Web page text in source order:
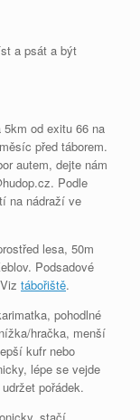
a psát a být
od exitu 66 na
před táborem.
autem, dejte nám
Podle
na nádraží ve
lesa, 50m
Podsadové
tábořiště.
pohodlné
hračka, menší
kufr nebo
lépe se vejde
pořádek.